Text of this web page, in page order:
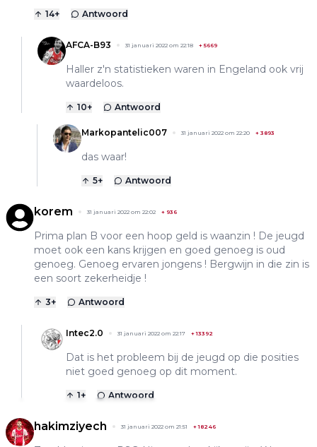
14+ Antwoord
AFCA-B93 31 januari 2022 om 22:18 + 5669
Haller z'n statistieken waren in Engeland ook vrij
waardeloos.
10+ Antwoord
Markopantelic007 31 januari 2022 om 22:20 + 3893
das waar!
5+ Antwoord
korem 31 januari 2022 om 22:02 + 936
Prima plan B voor een hoop geld is waanzin ! De jeugd
moet ook een kans krijgen en goed genoeg is oud
genoeg. Genoeg ervaren jongens ! Bergwijn in die zin is
een soort zekerheidje !
3+ Antwoord
Intec2.0 31 januari 2022 om 22:17 +13392
Dat is het probleem bij de jeugd op die posities
niet goed genoeg op dit moment.
1+ Antwoord
hakimziyech 31 januari 2022 om 21:51 +18246